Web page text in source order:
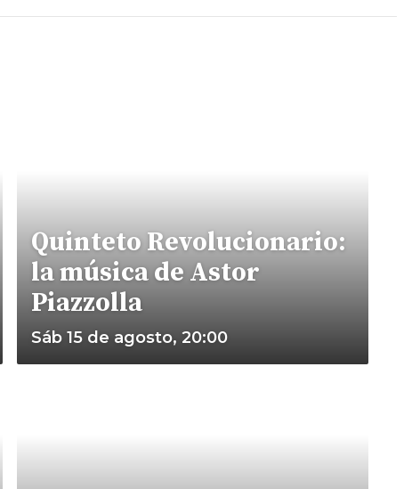
Quinteto Revolucionario:
la música de Astor
Piazzolla
Sáb 15 de agosto, 20:00